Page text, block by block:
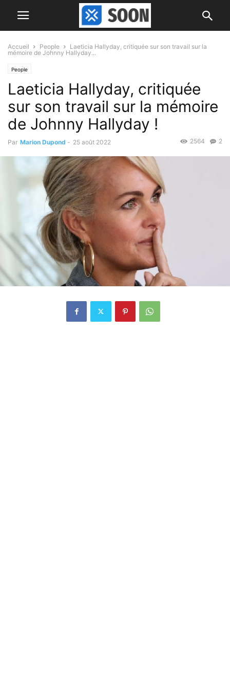
Accueil People
Laeticia Hallyday, critiquée sur son travail sur la
mémoire de Johnny Hallyday...
People
Laeticia Hallyday, critiquée
sur son travail sur la mémoire
de Johnny Hallyday !
Par Marion Dupond - 25 août 2022 2
2564